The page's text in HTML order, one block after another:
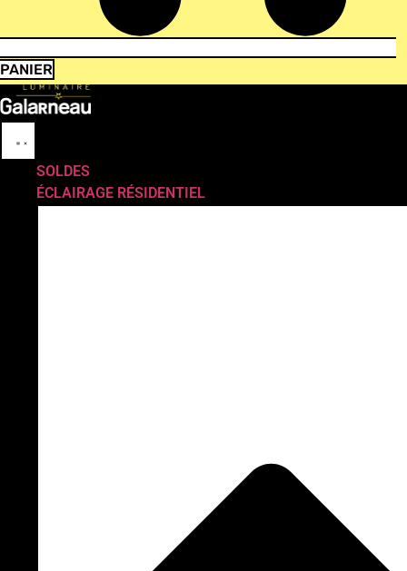
PANIER
SOLDES
ÉCLAIRAGE RÉSIDENTIEL